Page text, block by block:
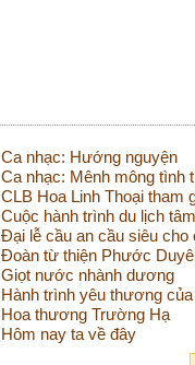
Ca nhạc: Hướng nguyện
Ca nhạc: Mênh mông tình
CLB Hoa Linh Thoại tham
Cuộc hành trình du lịch
Đại lễ cầu an cầu siêu cho
Đoàn từ thiện Phước
Giọt nước nhành dương
Hành trình yêu thương
Hoa thương Trường Hạ
Hôm nay ta về đây